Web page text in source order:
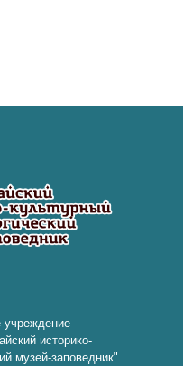
учреждение
историко-
музей-заповедник"